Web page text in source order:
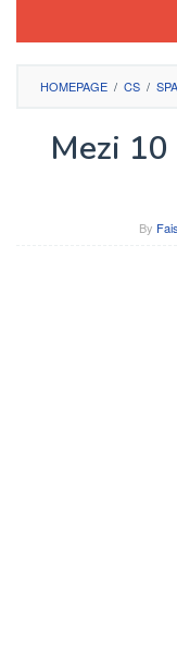
HOMEPAGE / CS /
Mezi
By